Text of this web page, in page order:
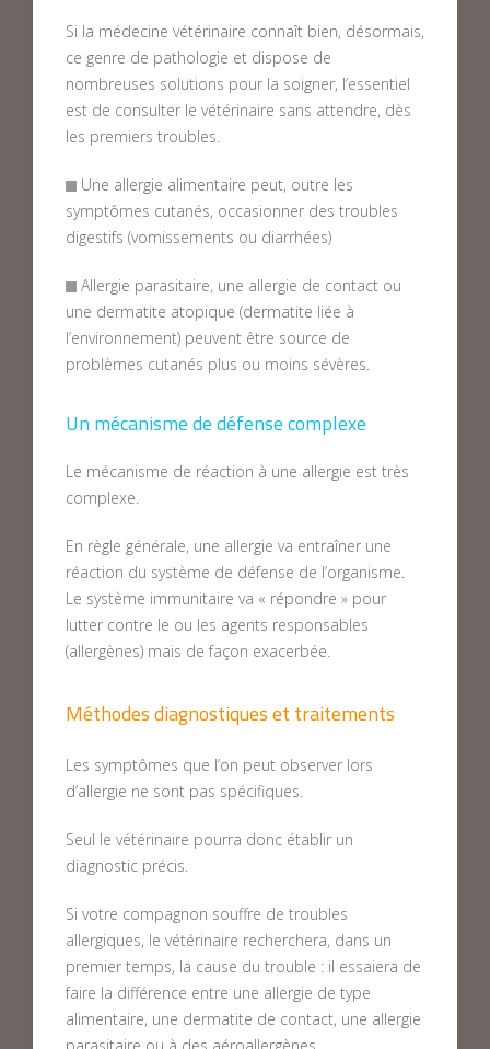
Si la médecine vétérinaire connaît bien, désormais,
ce genre de pathologie et dispose de
nombreuses solutions pour la soigner, l’essentiel
est de consulter le vétérinaire sans attendre, dès
les premiers troubles.
Une allergie alimentaire peut, outre les
symptômes cutanés, occasionner des troubles
digestifs (vomissements ou diarrhées)
Allergie parasitaire, une allergie de contact ou
une dermatite atopique (dermatite liée à
l’environnement) peuvent être source de
problèmes cutanés plus ou moins sévères.
Un mécanisme de défense complexe
Le mécanisme de réaction à une allergie est très
complexe.
En règle générale, une allergie va entraîner une
réaction du système de défense de l’organisme.
Le système immunitaire va « répondre » pour
lutter contre le ou les agents responsables
(allergènes) mais de façon exacerbée.
Méthodes diagnostiques et traitements
Les symptômes que l’on peut observer lors
d’allergie ne sont pas spécifiques.
Seul le vétérinaire pourra donc établir un
diagnostic précis.
Si votre compagnon souffre de troubles
allergiques, le vétérinaire recherchera, dans un
premier temps, la cause du trouble : il essaiera de
faire la différence entre une allergie de type
alimentaire, une dermatite de contact, une allergie